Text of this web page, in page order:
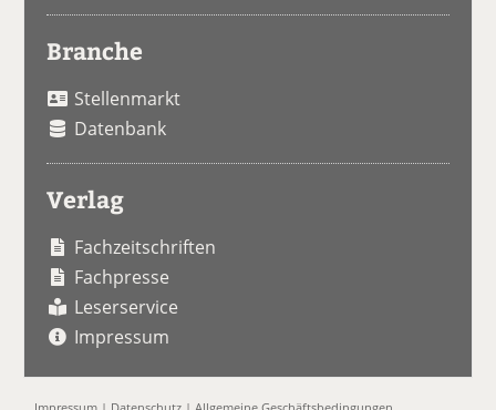
Branche
Stellenmarkt
Datenbank
Verlag
Fachzeitschriften
Fachpresse
Leserservice
Impressum